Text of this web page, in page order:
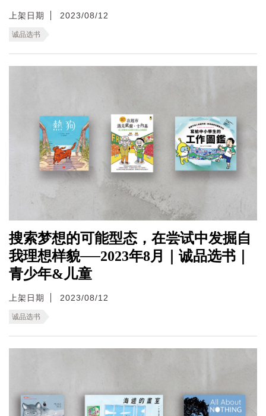
上架日期 2023/08/12
诚品选书
搜索梦想的可能型态，在尝试中发掘自
我理想样貌──2023年8月｜诚品选书｜
青少年&儿童
上架日期 2023/08/12
诚品选书